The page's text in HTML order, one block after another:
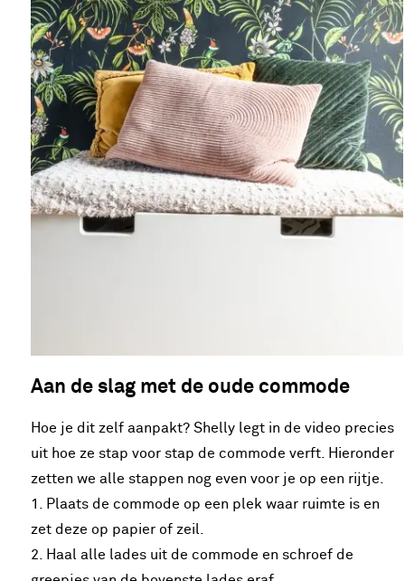
Aan de slag met de oude commode
Hoe je dit zelf aanpakt? Shelly legt in de video precies
uit hoe ze stap voor stap de commode verft. Hieronder
zetten we alle stappen nog even voor je op een rijtje.
1. Plaats de commode op een plek waar ruimte is en
zet deze op papier of zeil.
2. Haal alle lades uit de commode en schroef de